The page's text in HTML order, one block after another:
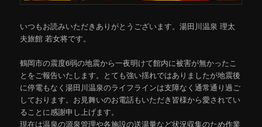
いつもお読みいただきありがとうございます。湯田川温泉 理太
夫旅館 若女将です。
鶴岡市の震度6弱の地震から一夜明けて館内に被害が無かったこ
とをご報告いたします。とても強い揺れではありましたが地震後
に停電もなく湯田川温泉のライフラインは支障なく通常通り過ご
しております。お見舞いのお電話もいただき皆様から愛されてい
ることに感謝申し上げます。
現在は温泉の源泉管理や各施設の送湯量など状況収集のため作業